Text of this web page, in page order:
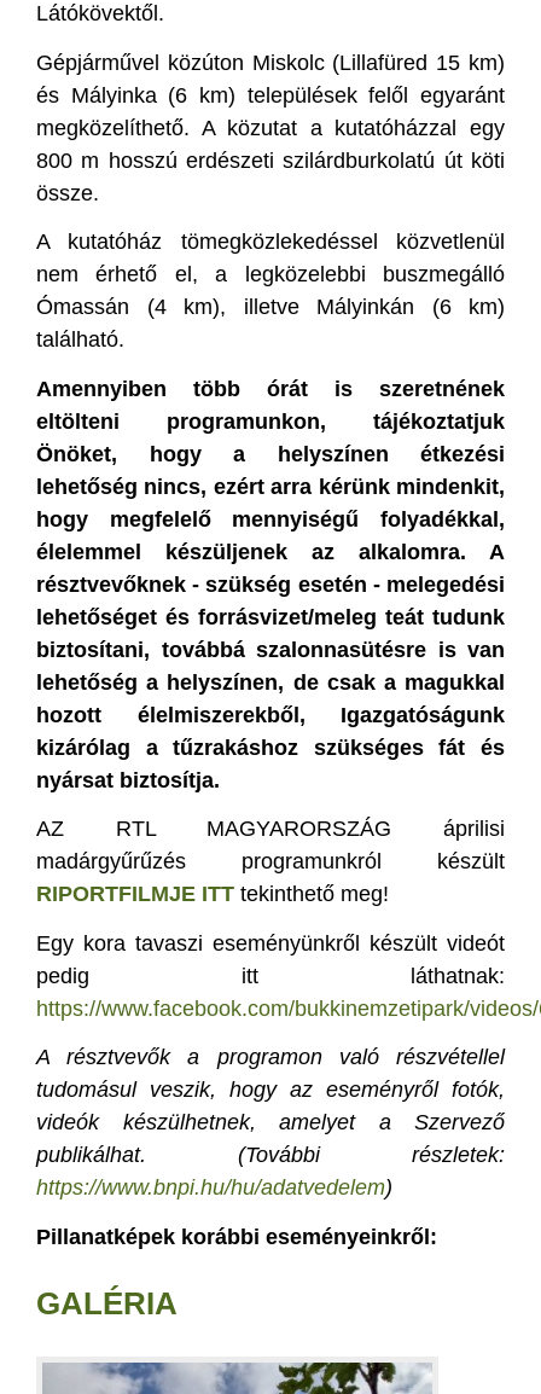
Látókövektől.
Gépjárművel közúton Miskolc (Lillafüred 15 km)
és Mályinka (6 km) települések felől egyaránt
megközelíthető. A közutat a kutatóházzal egy
800 m hosszú erdészeti szilárdburkolatú út köti
össze.
A kutatóház tömegközlekedéssel közvetlenül
nem érhető el, a legközelebbi buszmegálló
Ómassán (4 km), illetve Mályinkán (6 km)
található.
Amennyiben több órát is szeretnének
eltölteni programunkon, tájékoztatjuk
Önöket, hogy a helyszínen étkezési
lehetőség nincs, ezért arra kérünk mindenkit,
hogy megfelelő mennyiségű folyadékkal,
élelemmel készüljenek az alkalomra. A
résztvevőknek - szükség esetén - melegedési
lehetőséget és forrásvizet/meleg teát tudunk
biztosítani, továbbá szalonnasütésre is van
lehetőség a helyszínen, de csak a magukkal
hozott élelmiszerekből, Igazgatóságunk
kizárólag a tűzrakáshoz szükséges fát és
nyársat biztosítja.
AZ RTL MAGYARORSZÁG áprilisi
madárgyűrűzés programunkról készült
RIPORTFILMJE ITT tekinthető meg!
Egy kora tavaszi eseményünkről készült videót
pedig itt láthatnak:
https://www.facebook.com/bukkinemzetipark/
A résztvevők a programon való részvétellel
tudomásul veszik, hogy az eseményről fotók,
videók készülhetnek, amelyet a Szervező
publikálhat. (További részletek:
https://www.bnpi.hu/hu/adatvedelem)
Pillanatképek korábbi eseményeinkről:
GALÉRIA